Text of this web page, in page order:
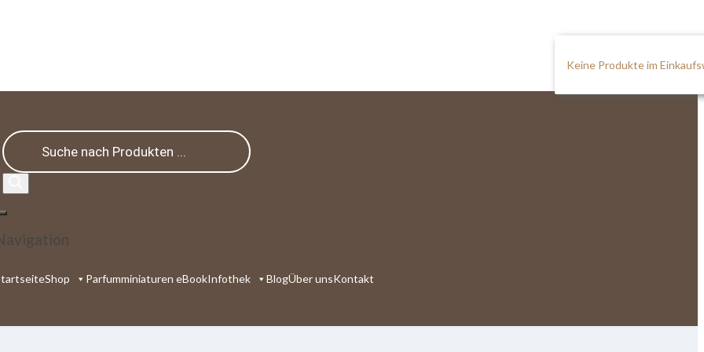
Keine Produkte im
Shop Parfumminiaturen eBookInfothek BlogÜber unsKontakt
Products
search